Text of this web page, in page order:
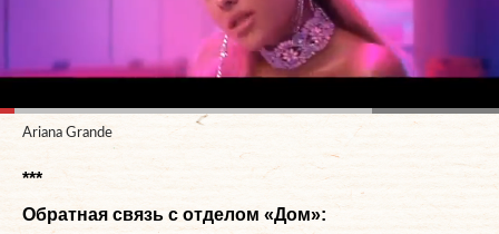
Ariana Grande
***
Обратная связь с отделом «Дом»: